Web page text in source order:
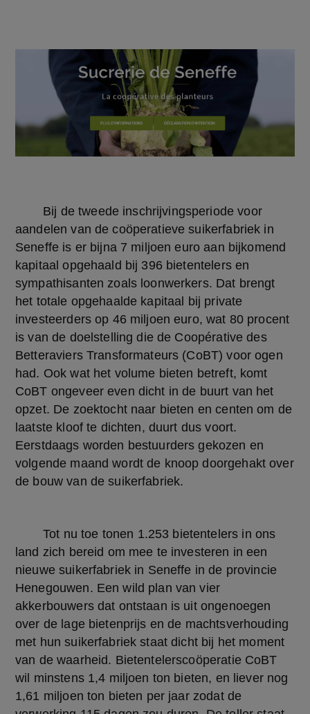
aandelen van de coöperatieve suikerfabriek in
Seneffe is er bijna 7 miljoen euro aan bijkomend
kapitaal opgehaald bij 396 bietentelers en
sympathisanten zoals loonwerkers. Dat brengt
het totale opgehaalde kapitaal bij private
investeerders op 46 miljoen euro, wat 80 procent
is van de doelstelling die de Coopérative des
Betteraviers Transformateurs (CoBT) voor ogen
had. Ook wat het volume bieten betreft, komt
CoBT ongeveer even dicht in de buurt van het
opzet. De zoektocht naar bieten en centen om de
laatste kloof te dichten, duurt dus voort.
Eerstdaags worden bestuurders gekozen en
volgende maand wordt de knoop doorgehakt over
de bouw van de suikerfabriek.
land zich bereid om mee te investeren in een
nieuwe suikerfabriek in Seneffe in de provincie
Henegouwen. Een wild plan van vier
akkerbouwers dat ontstaan is uit ongenoegen
over de lage bietenprijs en de machtsverhouding
met hun suikerfabriek staat dicht bij het moment
van de waarheid. Bietentelerscoöperatie CoBT
wil minstens 1,4 miljoen ton bieten, en liever nog
1,61 miljoen ton bieten per jaar zodat de